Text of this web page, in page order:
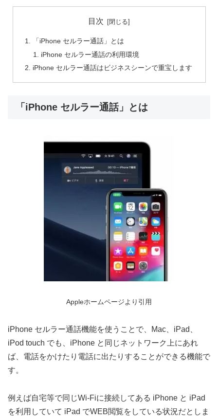
目次
「iPhone セルラー通話」とは
iPhone セルラー通話の利用環境
iPhone セルラー通話はビジネスシーンで重宝します
「iPhone セルラー通話」とは
Appleホームページより引用
iPhone セルラー通話機能を使うことで、Mac、iPad、
iPod touch でも、iPhone と同じネットワーク上にあれ
ば、電話をかけたり電話に出たりすることができる機能で
す。
例えば自宅等で同じWi-Fiに接続してある iPhone と iPad
を利用していて iPad でWEB閲覧をしている状況だとしま